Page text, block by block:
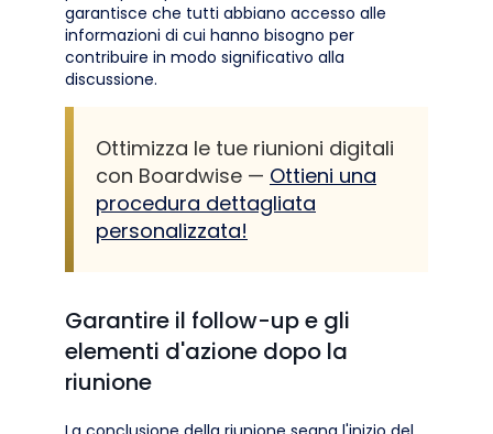
garantisce che tutti abbiano accesso alle
informazioni di cui hanno bisogno per
contribuire in modo significativo alla
discussione.
Ottimizza le tue riunioni digitali
con Boardwise — Ottieni una
procedura dettagliata
personalizzata!
Garantire il follow-up e gli
elementi d'azione dopo la
riunione